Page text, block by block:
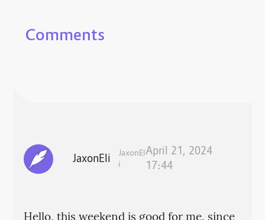
Comments
JaxonEli
JaxonEl
i
April 21, 2024
17:44